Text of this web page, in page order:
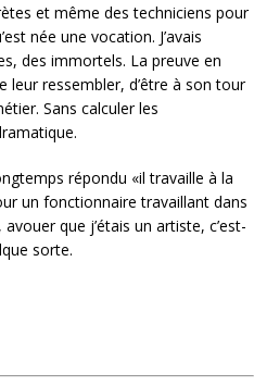
et même des techniciens pour
née une vocation. J’avais
des immortels. La preuve en
leur ressembler, d’être à son tour
Sans calculer les
répondu «il travaille à la
un fonctionnaire travaillant dans
que j’étais un artiste, c’est-
sorte.